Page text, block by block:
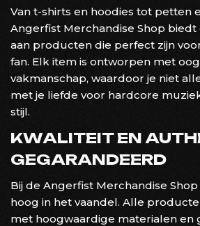
Van t-shirts en hoodies tot petten
Angerfist Merchandise Shop
aan producten die perfect zijn
fan. Elk item is ontworpen met
vakmanschap, waardoor je niet
met je liefde voor hardcore
stijl.
KWALITEIT EN
GEGARANDEERD
Bij de Angerfist Merchandise
hoog in het vaandel. Alle
met hoogwaardige materialen